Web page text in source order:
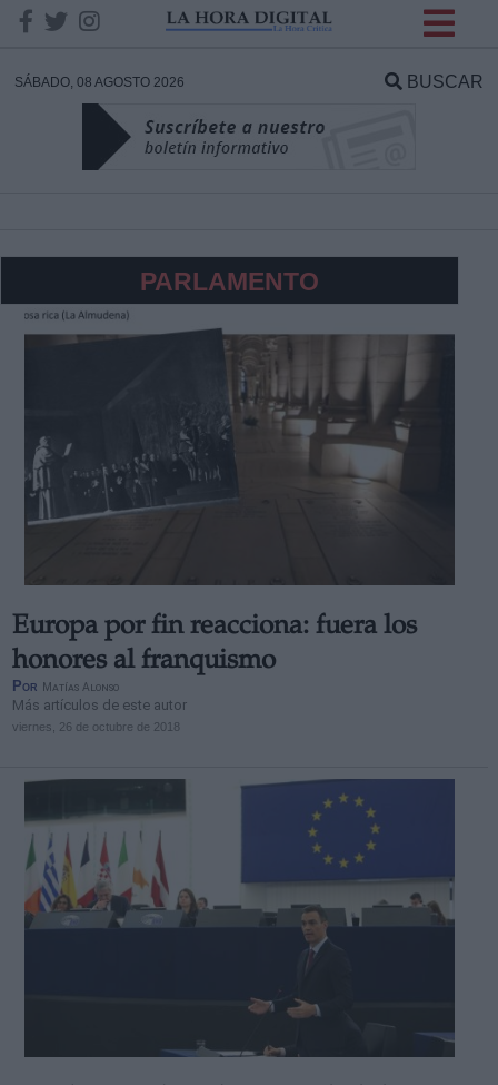
SÁBADO, 08 AGOSTO 2026 BUSCAR
PARLAMENTO
Europa por fin reacciona: fuera los
honores al franquismo
Por Matías Alonso
Más artículos de este autor
viernes, 26 de octubre de 2018
DATOS
Responsable:
Datos tratados:
Destinatarios: